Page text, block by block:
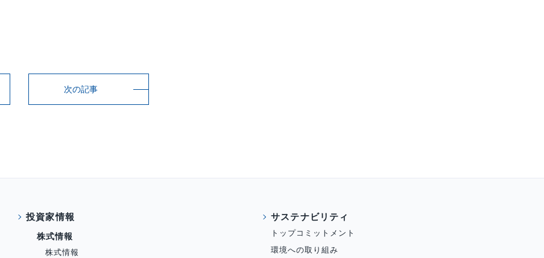
次の記事
投資家情報
株式情報
株式情報
サステナビリティ
トップコミットメント
環境への取り組み